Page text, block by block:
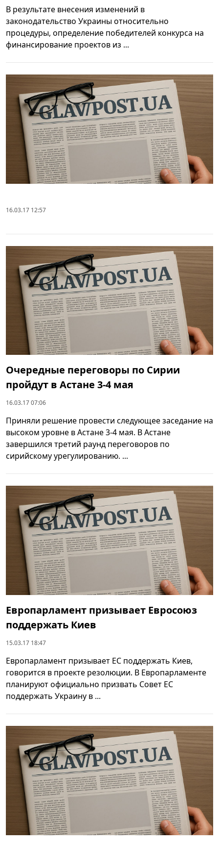
В результате внесения изменений в
законодательство Украины относительно
процедуры, определение победителей конкурса на
финансирование проектов из ...
16.03.17 12:57
Очередные переговоры по Сирии
пройдут в Астане 3-4 мая
16.03.17 07:06
Приняли решение провести следующее заседание на
высоком уровне в Астане 3-4 мая. В Астане
завершился третий раунд переговоров по
сирийскому урегулированию. ...
Европарламент призывает Евросоюз
поддержать Киев
15.03.17 18:47
Европарламент призывает ЕС поддержать Киев,
говорится в проекте резолюции. В Европарламенте
планируют официально призвать Совет ЕС
поддержать Украину в ...